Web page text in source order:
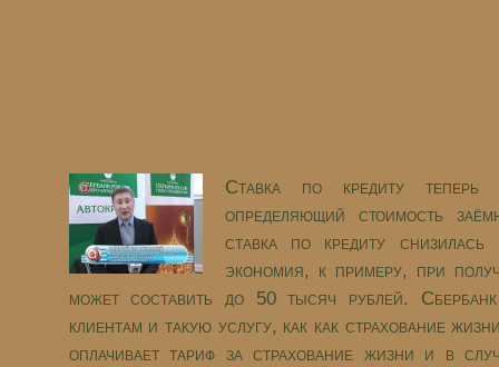
Ставка по кредиту теперь
определяющий стоимость
ставка по кредиту
экономия, к примеру, при
может составить до 50 тысяч рублей.
клиентам и такую услугу, как как страхование
оплачивает тариф за страхование жизни и в